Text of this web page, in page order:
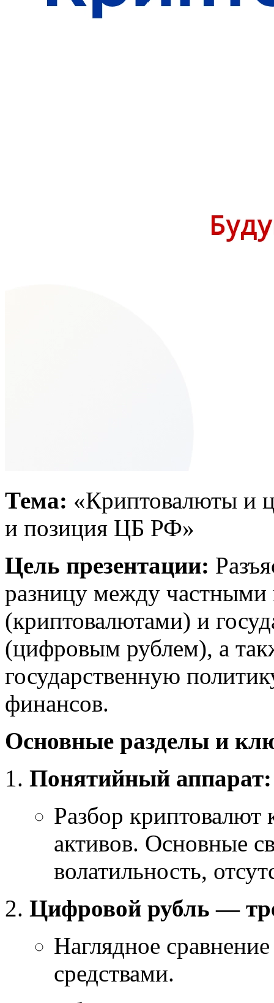
Тема: «Криптовалюты и
и позиция ЦБ РФ»
Цель презентации:
разницу между
(криптовалютами) и
(цифровым рублем), а
государственную
финансов.
Основные разделы и
Понятийный аппарат:
Разбор криптовалют
активов. Основные
волатильность,
Цифровой рубль —
Наглядное
средствами.